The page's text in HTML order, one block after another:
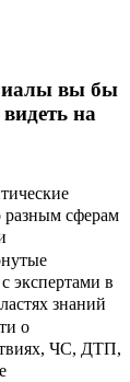
вы бы
на
разным сферам
экспертами в
знаний
о
ЧС, ДТП,